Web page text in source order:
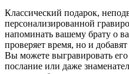
Классический подарок,
персонализированной
напоминать вашему брату о
проверяет время, но и
Вы можете выгравировать
послание или даже